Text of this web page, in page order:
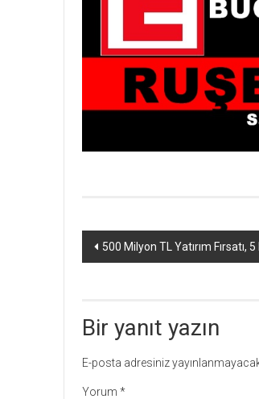
Yazı
500 Milyon TL Yatırım Fırsatı,
Bir yanıt yazın
E-posta adresiniz
Yorum *